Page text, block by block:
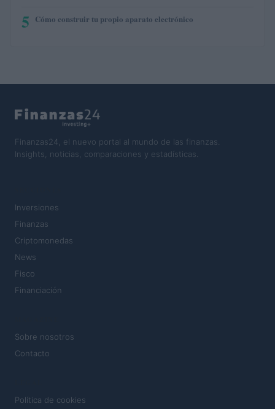
5 Cómo construir tu propio aparato electrónico
Finanzas24, el nuevo portal al mundo de las finanzas.
Insights, noticias, comparaciones y estadísticas.
Inversiones
Finanzas
Criptomonedas
News
Fisco
Financiación
Sobre nosotros
Contacto
Política de cookies